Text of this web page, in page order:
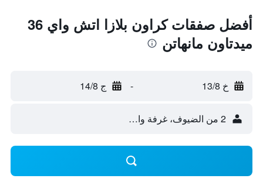
أفضل صفقات كراون بلازا اتش واي 36
ميدتاون مانهاتن
خ 13/8 - ج 14/8
2 من الضيوف، غرفة واحدة